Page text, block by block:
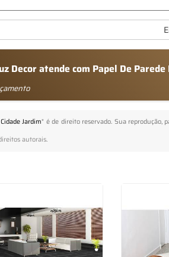
Decor atende com Papel De
Jardim" é de direito reservado. Sua reprodução,
autorais.